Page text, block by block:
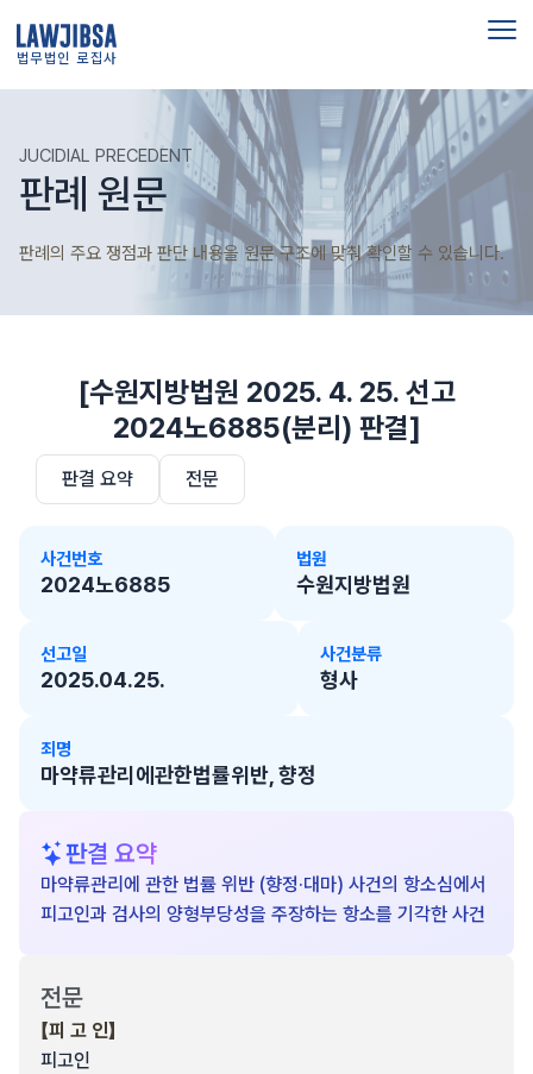
법무법인 로집사
JUCIDIAL PRECEDENT
판례 원문
판례의 주요 쟁점과 판단 내용을 원문 구조에 맞춰 확인할 수 있습니다.
[수원지방법원 2025. 4. 25. 선고
2024노6885(분리) 판결]
판결 요약 전문
사건번호
2024노6885
법원
수원지방법원
선고일
2025.04.25.
사건분류
형사
죄명
마약류관리에관한법률위반, 향정
판결 요약
마약류관리에 관한 법률 위반 (향정·대마) 사건의 항소심에서
피고인과 검사의 양형부당성을 주장하는 항소를 기각한 사건
전문
【피 고 인】
피고인